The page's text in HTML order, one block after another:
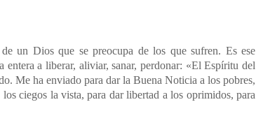
un Dios que se preocupa de los que sufren. Es ese
a liberar, aliviar, sanar, perdonar: «El Espíritu del
Me ha enviado para dar la Buena Noticia a los pobres,
ciegos la vista, para dar libertad a los oprimidos, para